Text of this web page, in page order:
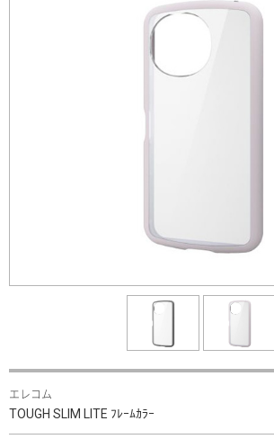
エレコム
TOUGH SLIM LITE ﾌﾚｰﾑｶﾗｰ